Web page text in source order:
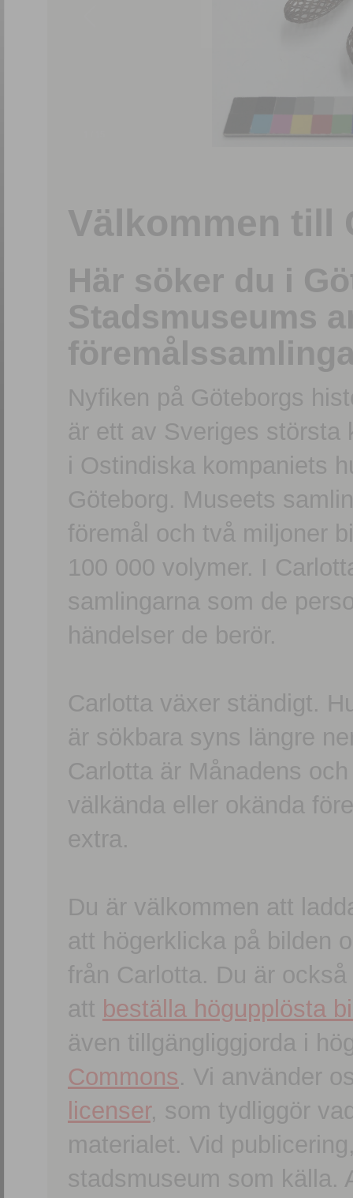
Välkommen till
Här söker du i
Stadsmuseums
Nyfiken på Göteborgs
är ett av Sveriges största
i Ostindiska kompaniets
Göteborg. Museets
föremål och två miljoner
100 000 volymer. I
samlingarna som de
händelser de berör.
Carlotta växer ständigt.
är sökbara syns längre
Carlotta är Månadens
välkända eller okända
extra.
Du är välkommen att
att högerklicka på bilden
från Carlotta. Du är
att beställa högupplösta
även tillgängliggjorda i
Commons. Vi använder
licenser, som tydliggör
materialet. Vid
stadsmuseum som källa.